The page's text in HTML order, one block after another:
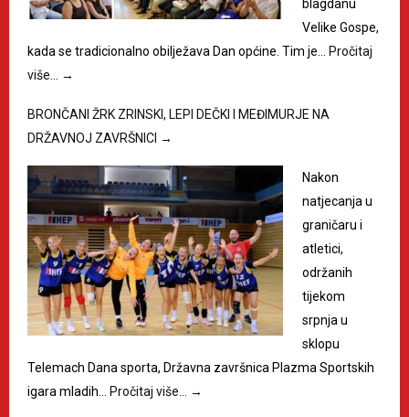
blagdanu
Velike Gospe,
kada se tradicionalno obilježava Dan općine. Tim je… Pročitaj
više…
→
BRONČANI ŽRK ZRINSKI, LEPI DEČKI I MEĐIMURJE NA
DRŽAVNOJ ZAVRŠNICI →
Nakon
natjecanja u
graničaru i
atletici,
održanih
tijekom
srpnja u
sklopu
Telemach Dana sporta, Državna završnica Plazma Sportskih
igara mladih… Pročitaj više… →